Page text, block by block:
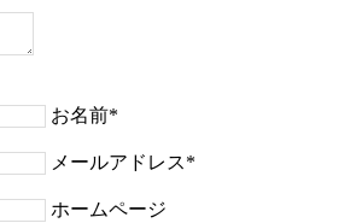
お名前*
メールアドレス*
ホームページ